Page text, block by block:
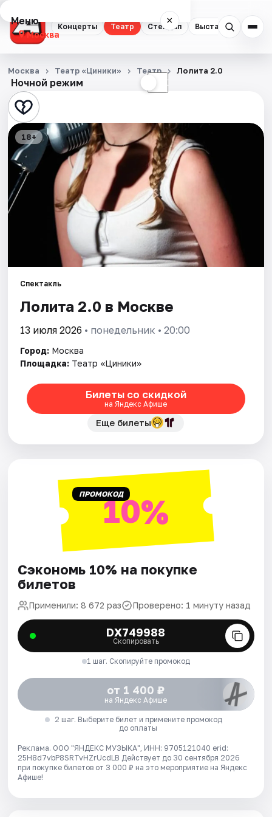
Концерты Театр Стендап Выставки
Меню ×
Москва
Концерты
Театр
Стендап
Выставки
Квесты
Экскурсии
Города
Площадки
Артисты
Рейтинги
Ночной режим ☾
Москва Театр «Циники» Театр Лолита 2.0
18+
Спектакль
Лолита 2.0 в Москве
13 июля 2026 • понедельник • 20:00
Город: Москва
Площадка: Театр «Циники»
Билеты со скидкой
на Яндекс Афише
Еще билеты
ПРОМОКОД10%
Сэкономь 10% на покупке
билетов
Применили: 8 672 раз Проверено: 1 минуту назад
DX749988
Скопировать
1 шаг. Скопируйте промокод
от 1 400 ₽
на Яндекс Афише
2 шаг. Выберите билет и примените промокод
до оплаты
Реклама. ООО "ЯНДЕКС МУЗЫКА", ИНН: 9705121040 erid:
25H8d7vbP8SRTvHZrUcdLB Действует до 30 сентября 2026
при покупке билетов от 3 000 ₽ на это мероприятие на Яндекс
Афише!